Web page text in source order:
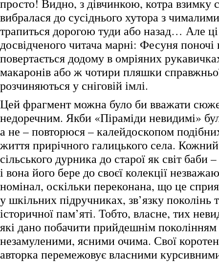
просто! Видно, з дівчинкою, котра взимку
вибралася до сусіднього хутора з
трапиться дорогою туди або назад… Але
досвідченого читача марні: Фесуня
повертається додому в омріяних
макаронів або ж чотири пляшки
розчиняються у сніговій імлі.
Цей фрагмент можна було би вважати
недоречним. Якби «Піраміди невидимі»
а не – повторюся – калейдоскопом
життя прирічного галицького села.
сільського дурника до старої як світ баби
і вона його бере до своєї колекції
номінал, оскільки переконана, що це
у шкільних підручниках, зв’язку
історичної пам’яті. Тобто, власне, тих
які дано побачити прийдешнім поколінням
незамуленими, ясними очима. Свої
авторка перемежовує власними